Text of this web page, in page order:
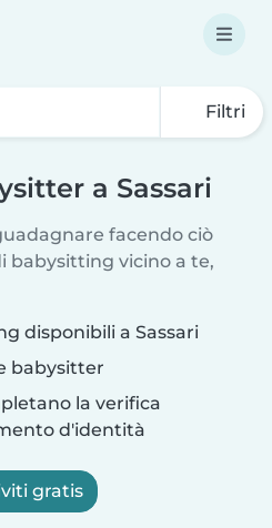
Filtri
a Sassari
facendo ciò
babysitting vicino a te,
disponibili a Sassari
babysitter
la verifica
d'identità
gratis